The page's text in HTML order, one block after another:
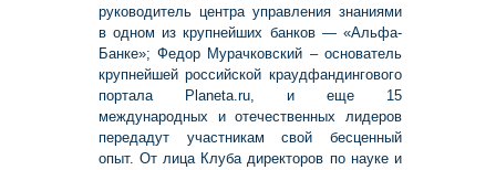
руководитель центра управления знаниями
в одном из крупнейших банков — «Альфа-
Банке»; Федор Мурачковский – основатель
крупнейшей российской краудфандингового
портала Planeta.ru, и еще 15
международных и отечественных лидеров
передадут участникам свой бесценный
опыт. От лица Клуба директоров по науке и